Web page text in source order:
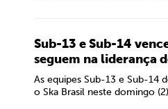
Sub-13 e Sub-14
seguem na liderança
As equipes Sub-13 e Sub-14
o Ska Brasil neste domingo